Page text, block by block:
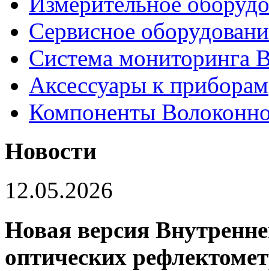
Сервисное
Система мониторинга
Аксессуары к приборам
Компоненты
Новости
12.05.2026
Новая версия
оптических